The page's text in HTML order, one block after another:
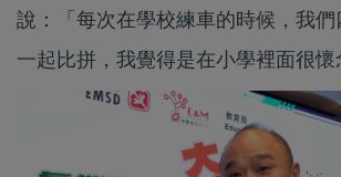
說：「每次在學校練車的時候，我們
一起比拼，我覺得是在小學裡面很懷